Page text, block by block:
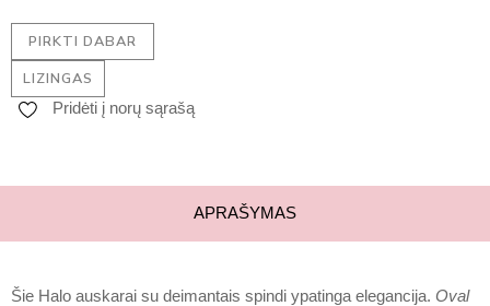
PIRKTI DABAR
LIZINGAS
Pridėti į norų sąrašą
APRAŠYMAS
Šie Halo auskarai su deimantais spindi ypatinga elegancija. Oval